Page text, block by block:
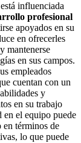
influenciada
profesional
apoyados en su
en ofrecerles
mantenerse
en sus campos.
empleados
cuentan con un
y
en su trabajo
el equipo puede
en términos de
lo que puede